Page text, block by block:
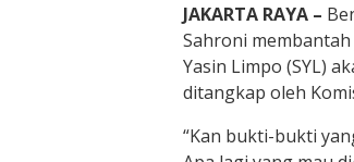
JAKARTA RAYA –
Sahroni
Yasin Limpo (SYL)
ditangkap oleh
“Kan bukti-bukti